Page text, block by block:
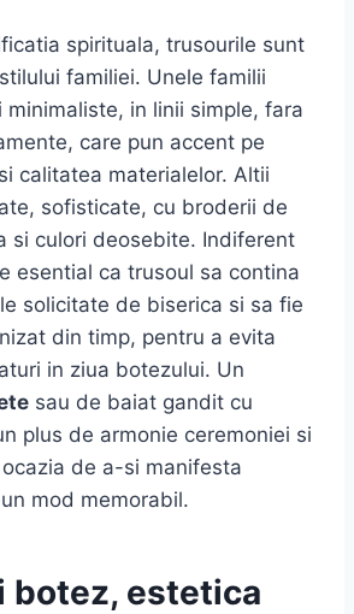
spirituala, trusourile sunt
familiei. Unele familii
minimaliste, in linii simple, fara
care pun accent pe
calitatea materialelor. Altii
sofisticate, cu broderii de
si culori deosebite. Indiferent
esential ca trusoul sa contina
solicitate de biserica si sa fie
din timp, pentru a evita
in ziua botezului. Un
sau de baiat gandit cu
plus de armonie ceremoniei si
de a-si manifesta
mod memorabil.
botez, estetica